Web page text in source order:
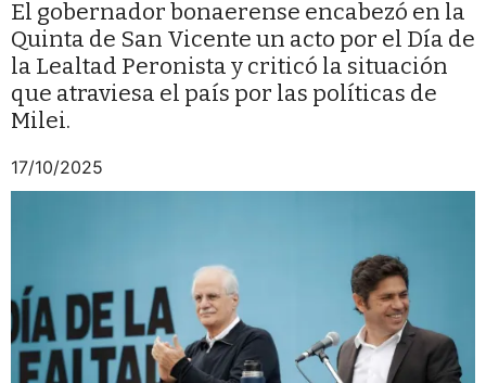
El gobernador bonaerense encabezó en la
Quinta de San Vicente un acto por el Día de
la Lealtad Peronista y criticó la situación
que atraviesa el país por las políticas de
Milei.
17/10/2025